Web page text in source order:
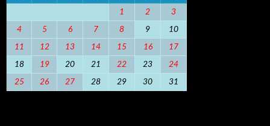
1 2 3
4 5 6 7 8 9 10
11 12 13 14 15 16 17
18 19 20 21 22 23 24
25 26 27 28 29 30 31